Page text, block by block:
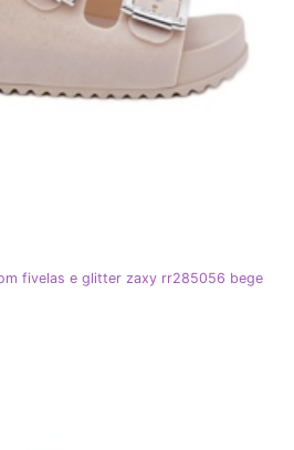
fivelas e glitter zaxy rr285056 bege